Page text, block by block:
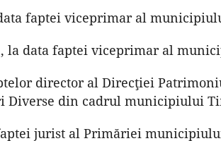
faptei viceprimar al
la data faptei viceprimar al
director al Direcţiei
Diverse din cadrul municipiului
jurist al Primăriei